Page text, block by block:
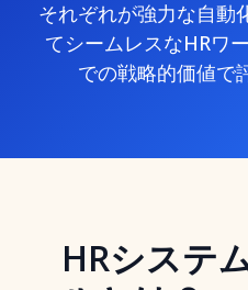
それぞれが強力な自動
てシームレスなHRワ
での戦略的価値で
HRシステ